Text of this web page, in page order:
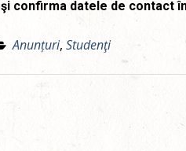
şi confirma datele de contact
Anunțuri,Studenţi